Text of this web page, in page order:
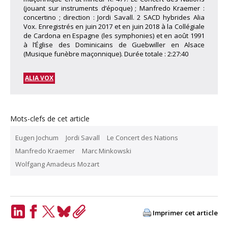
(jouant sur instruments d’époque) ; Manfredo Kraemer :
concertino ; direction : Jordi Savall. 2 SACD hybrides Alia
Vox. Enregistrés en juin 2017 et en juin 2018 à la Collégiale
de Cardona en Espagne (les symphonies) et en août 1991
à l’Église des Dominicains de Guebwiller en Alsace
(Musique funèbre maçonnique). Durée totale : 2:27:40
ALIA VOX
Mots-clefs de cet article
Eugen Jochum Jordi Savall
Le Concert des Nations
Manfredo Kraemer
Marc Minkowski
Wolfgang Amadeus Mozart
Imprimer cet article